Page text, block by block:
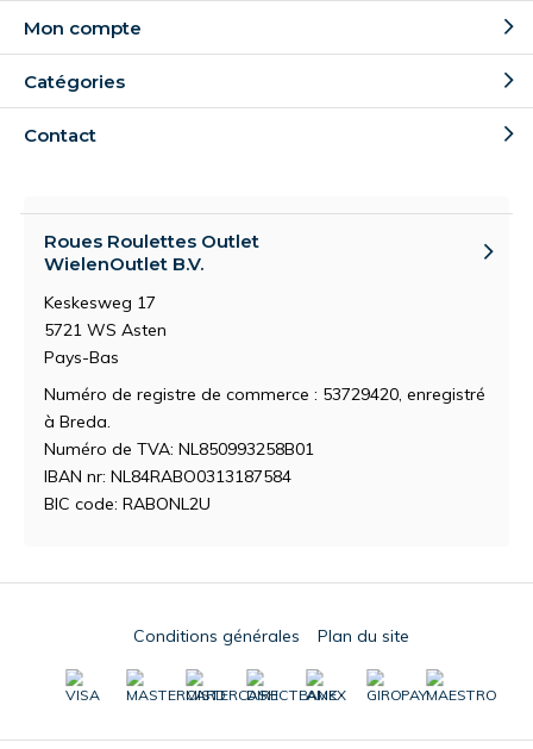
Mon compte
Catégories
Contact
Roues Roulettes Outlet
WielenOutlet B.V.
Keskesweg 17
5721 WS Asten
Pays-Bas
Numéro de registre de commerce : 53729420, enregistré
à Breda.
Numéro de TVA: NL850993258B01
IBAN nr: NL84RABO0313187584
BIC code: RABONL2U
Conditions générales Plan du site